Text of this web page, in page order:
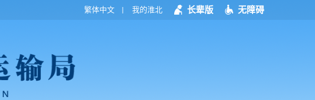
繁体中文 我的淮北 长辈版 无障碍